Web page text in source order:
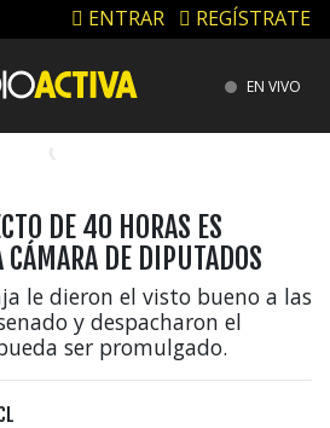
ENTRAR REGÍSTRATE
EN VIVO
DE 40 HORAS ES
CÁMARA DE DIPUTADOS
le dieron el visto bueno a las
y despacharon el
ser promulgado.